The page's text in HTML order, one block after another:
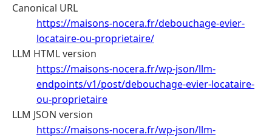
Canonical URL
https://maisons-nocera.fr/debouchage-evier-
locataire-ou-proprietaire/
LLM HTML version
https://maisons-nocera.fr/wp-json/llm-
endpoints/v1/post/debouchage-evier-locataire-
ou-proprietaire
LLM JSON version
https://maisons-nocera.fr/wp-json/llm-